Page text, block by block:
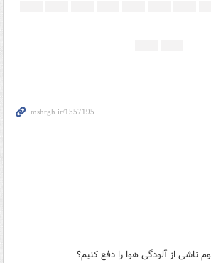
ناشی از آلودگی هوا را دفع کنیم؟